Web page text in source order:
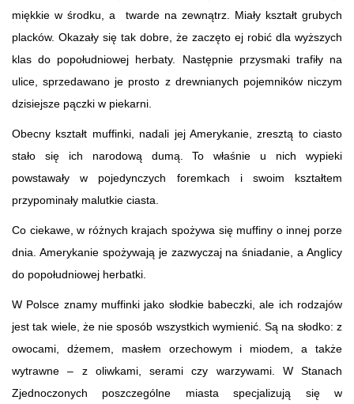
miękkie w środku, a twarde na zewnątrz. Miały kształt grubych
placków. Okazały się tak dobre, że zaczęto ej robić dla wyższych
klas do popołudniowej herbaty. Następnie przysmaki trafiły na
ulice, sprzedawano je prosto z drewnianych pojemników niczym
dzisiejsze pączki w piekarni.
Obecny kształt muffinki, nadali jej Amerykanie, zresztą to ciasto
stało się ich narodową dumą. To właśnie u nich wypieki
powstawały w pojedynczych foremkach i swoim kształtem
przypominały malutkie ciasta.
Co ciekawe, w różnych krajach spożywa się muffiny o innej porze
dnia. Amerykanie spożywają je zazwyczaj na śniadanie, a Anglicy
do popołudniowej herbatki.
W Polsce znamy muffinki jako słodkie babeczki, ale ich rodzajów
jest tak wiele, że nie sposób wszystkich wymienić. Są na słodko: z
owocami, dżemem, masłem orzechowym i miodem, a także
wytrawne – z oliwkami, serami czy warzywami. W Stanach
Zjednoczonych poszczególne miasta specjalizują się w